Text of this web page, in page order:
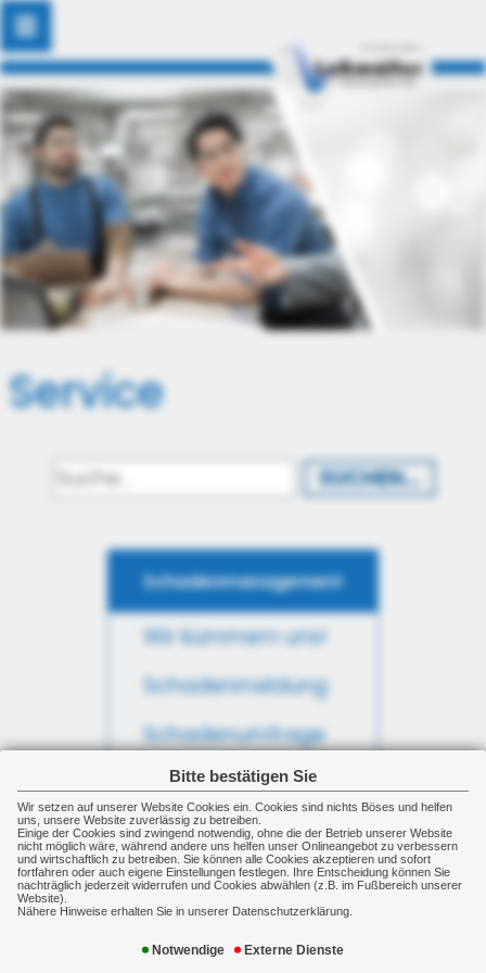
Bitte bestätigen Sie
Wir setzen auf unserer Website Cookies ein. Cookies sind nichts Böses und helfen
uns, unsere Website zuverlässig zu betreiben.
Einige der Cookies sind zwingend notwendig, ohne die der Betrieb unserer Website
nicht möglich wäre, während andere uns helfen unser Onlineangebot zu verbessern
und wirtschaftlich zu betreiben. Sie können alle Cookies akzeptieren und sofort
fortfahren oder auch eigene Einstellungen festlegen. Ihre Entscheidung können Sie
nachträglich jederzeit widerrufen und Cookies abwählen (z.B. im Fußbereich unserer
Website).
Nähere Hinweise erhalten Sie in unserer Datenschutzerklärung.
Notwendige Externe Dienste
Service
SUCHEN...
Schadenmanagement
Wir kümmern uns!
Schadenmeldung
Schadenumfrage
Schadeninformation
Rechner & Tools
Altersrentenrechner